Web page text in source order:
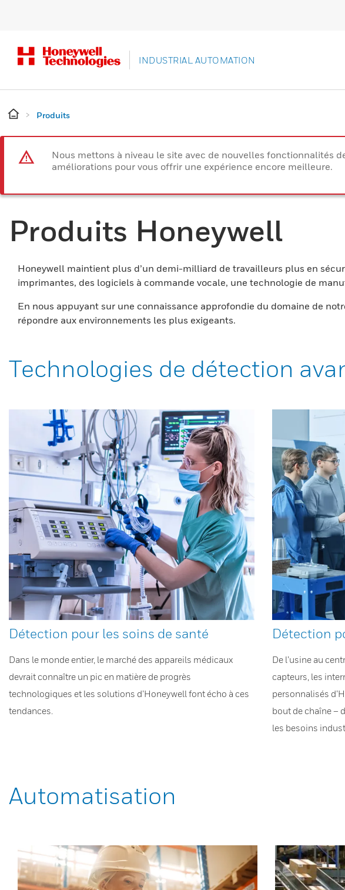
INDUSTRIAL AUTOMATION
Produits
Nous mettons à niveau le site avec de nouvelles fonctionnalités
améliorations pour vous offrir une expérience encore meilleure.
Produits Honeywell
Honeywell maintient plus d’un demi-milliard de travailleurs plus en
imprimantes, des logiciels à commande vocale, une technologie de
En nous appuyant sur une connaissance approfondie du domaine de
répondre aux environnements les plus exigeants.
Technologies de détection
Détection pour les soins de santé
Dans le monde entier, le marché des appareils médicaux
devrait connaître un pic en matière de progrès
technologiques et les solutions d’Honeywell font écho à ces
tendances.
Détection
De l’usine au
capteurs, les
personnalisés
bout de chaîne –
les besoins
Automatisation